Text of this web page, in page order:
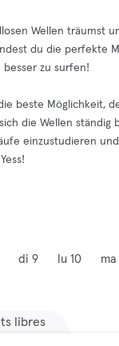
Wellen träumst
du die perfekte
zu surfen!
beste Möglichkeit,
die Wellen
einzustudieren
di 9 lu 10 ma
libres